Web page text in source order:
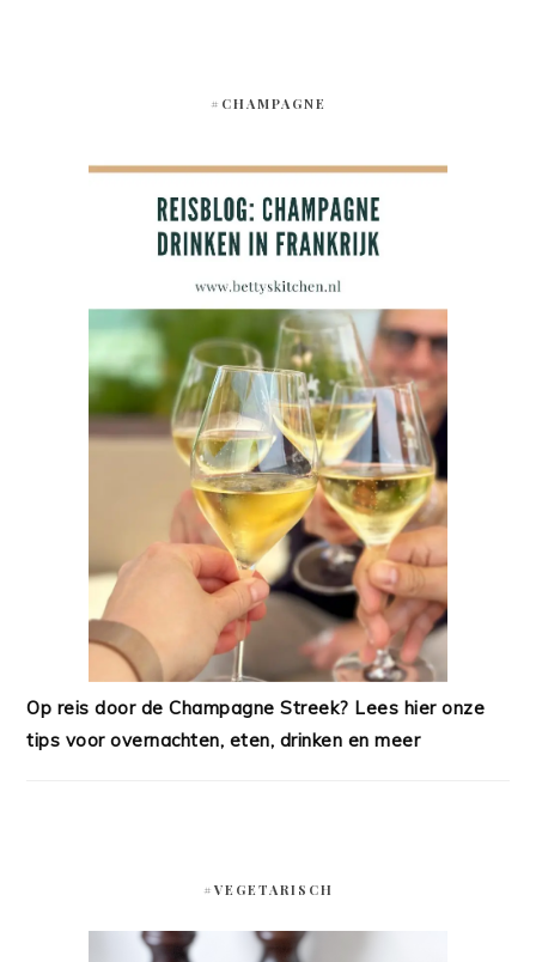
#CHAMPAGNE
Op reis door de Champagne Streek? Lees hier onze
tips voor overnachten, eten, drinken en meer
#VEGETARISCH